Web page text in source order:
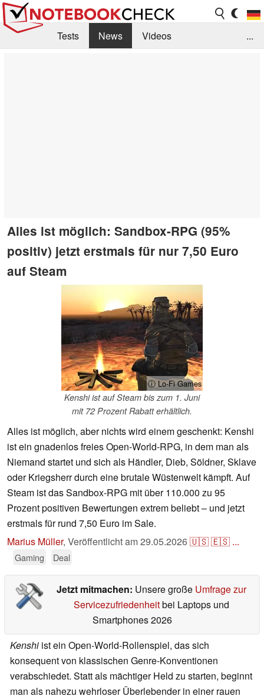
Tests News
Videos
...
Alles ist möglich: Sandbox-RPG (95%
positiv) jetzt erstmals für nur 7,50 Euro
auf Steam
ⓘ Lo-Fi Games
Kenshi ist auf Steam bis zum 1. Juni
mit 72 Prozent Rabatt erhältlich.
Alles ist möglich, aber nichts wird einem geschenkt: Kenshi
ist ein gnadenlos freies Open-World-RPG, in dem man als
Niemand startet und sich als Händler, Dieb, Söldner, Sklave
oder Kriegsherr durch eine brutale Wüstenwelt kämpft. Auf
Steam ist das Sandbox-RPG mit über 110.000 zu 95
Prozent positiven Bewertungen extrem beliebt – und jetzt
erstmals für rund 7,50 Euro im Sale.
Marius Müller, Veröffentlicht am29.05.2026🇺🇸🇪🇸 ...
Gaming Deal
Jetzt mitmachen: Unsere große Umfrage zur
Servicezufriedenheitbei Laptops und
Smartphones 2026
Kenshi ist ein Open-World-Rollenspiel, das sich
konsequent von klassischen Genre-Konventionen
verabschiedet. Statt als mächtiger Held zu starten, beginnt
man als nahezu wehrloser Überlebender in einer rauen